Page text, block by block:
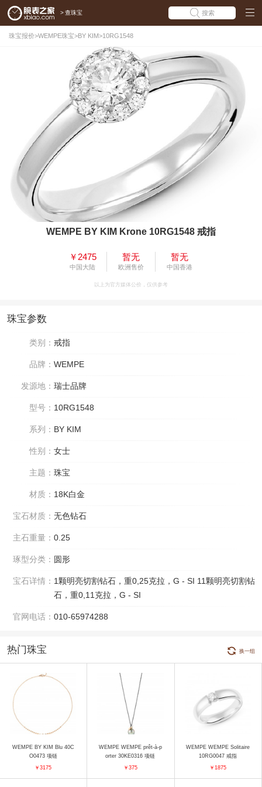
> 查珠宝 搜索
珠宝报价>WEMPE珠宝>BY KIM>10RG1548
WEMPE BY KIM Krone 10RG1548 戒指
￥2475
中国大陆
暂无
欧洲售价
暂无
中国香港
以上为官方媒体公价，仅供参考
珠宝参数
类别： 戒指
品牌： WEMPE
发源地： 瑞士品牌
型号： 10RG1548
系列： BY KIM
性别： 女士
主题： 珠宝
材质： 18K白金
宝石材质： 无色钻石
主石重量： 0.25
琢型分类： 圆形
宝石详情： 1颗明亮切割钻石，重0,25克拉，G - SI 11颗明亮切割钻
石，重0,11克拉，G - SI
官网电话： 010-65974288
热门珠宝 换一组
WEMPE BY KIM Blu 40C
O0473 项链
￥3175
WEMPE WEMPE prêt-à-p
orter 30KE0316 项链
￥375
WEMPE WEMPE Solitaire
10RG0047 戒指
￥1875